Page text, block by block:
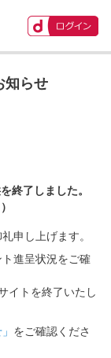
知らせ
終了しました。
申し上げます。
進呈状況をご確
イトを終了いたし
をご確認くださ